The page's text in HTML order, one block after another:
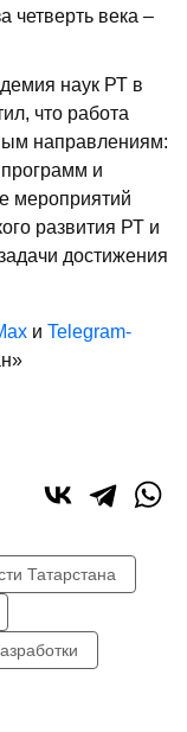
четверть века –
наук РТ в
что работа
направлениям:
и
мероприятий
развития РТ и
достижения
и Telegram-
Татарстана